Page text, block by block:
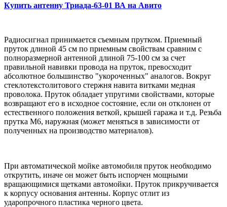
Купить антенну Триада-63-01 ВА на Авито
Радиосигнал принимается съемным прутком. Приемный
пруток длиной 45 см по приемным свойствам сравним с
полноразмерной антенной длиной 75-100 см за счет
правильной навивки провода на пруток, превосходит
абсолютное большинство "укороченных" аналогов. Вокруг
стеклотекстолитового стержня навита витками медная
проволока. Пруток обладает упругими свойствами, которые
возвращают его в исходное состояние, если он отклонен от
естественного положения веткой, крышей гаража и т.д. Резьба
прутка М6, наружная (может меняться в зависимости от
полученных на производство материалов).
При автоматической мойке автомобиля пруток необходимо
открутить, иначе он может быть испорчен мощными
вращающимися щетками автомойки. Пруток прикручивается
к корпусу основания антенны. Корпус отлит из
ударопрочного пластика черного цвета.